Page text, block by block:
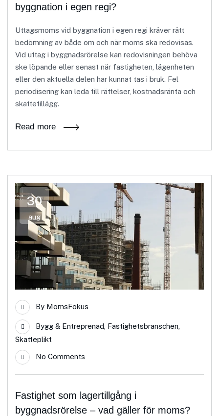
byggnation i egen regi?
Uttagsmoms vid byggnation i egen regi kräver rätt
bedömning av både om och när moms ska redovisas.
Vid uttag i byggnadsrörelse kan redovisningen behöva
ske löpande eller senast när fastigheten, lägenheten
eller den aktuella delen har kunnat tas i bruk. Fel
periodisering kan leda till rättelser, kostnadsränta och
skattetillägg.
Read more
30
aug
By MomsFokus
Bygg & Entreprenad, Fastighetsbranschen,
Skatteplikt
No Comments
Fastighet som lagertillgång i
byggnadsrörelse – vad gäller för moms?